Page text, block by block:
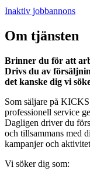
Inaktiv jobbannons
Om tjänsten
Brinner du för att
Drivs du av
det kanske dig vi
Som säljare på
professionell service
Dagligen driver du
och tillsammans med
kampanjer och
Vi söker dig som: